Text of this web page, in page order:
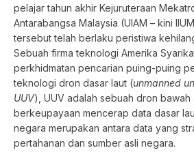
pelajar tahun akhir Kejuruteraan
Antarabangsa Malaysia (UIAM – kini
tersebut telah berlaku peristiwa
Sebuah firma teknologi Amerika
perkhidmatan pencarian puing-puing
teknologi dron dasar laut (unmanned
UUV), UUV adalah sebuah dron bawah
berkeupayaan mencerap data dasar
negara merupakan antara data yang
pertahanan dan sumber asli negara.